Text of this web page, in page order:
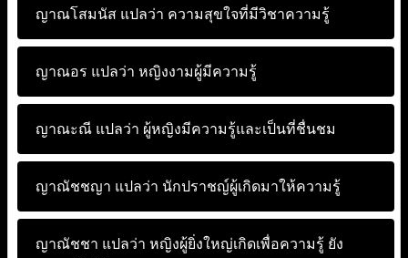
ญาณโสมนัส แปลว่า ความสุขใจที่มีวิชาความรู้
ญาณอร แปลว่า หญิงงามผู้มีความรู้
ญาณะณี แปลว่า ผู้หญิงมีความรู้และเป็นที่ชื่นชม
ญาณัชชญา แปลว่า นักปราชญ์ผู้เกิดมาให้ความรู้
ญาณัชชา แปลว่า หญิงผู้ยิ่งใหญ่เกิดเพื่อความรู้ ยัง